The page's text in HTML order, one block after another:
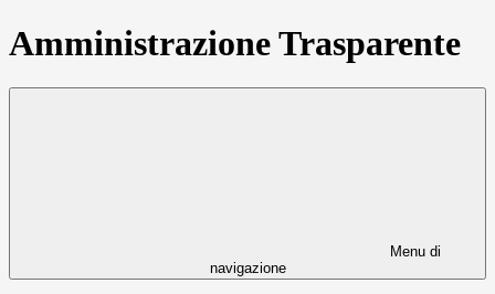
Amministrazione Trasparente
Menu di
navigazione